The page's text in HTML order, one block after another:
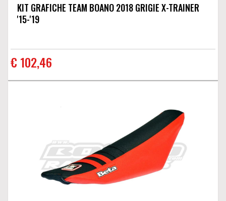
KIT GRAFICHE TEAM BOANO 2018 GRIGIE X-TRAINER
'15-'19
€ 102,46